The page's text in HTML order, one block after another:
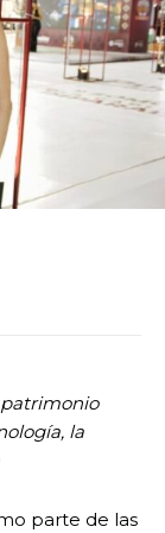
la
parte de las